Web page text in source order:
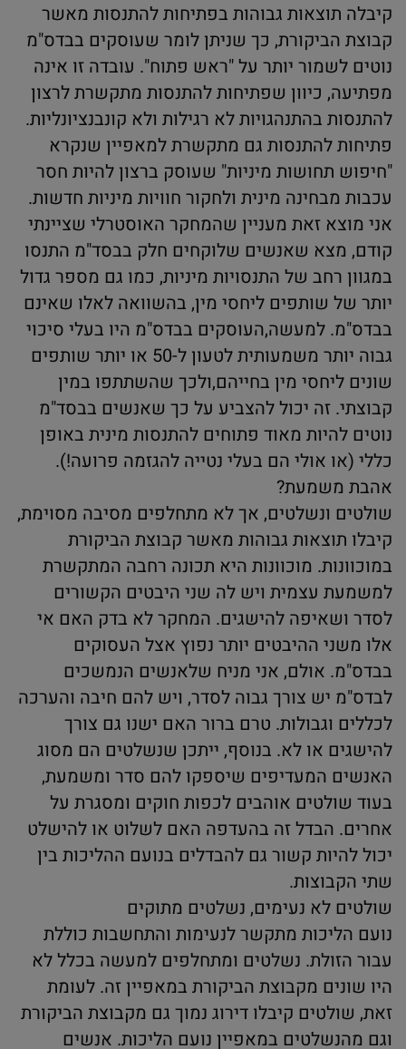
קיבלה תוצאות גבוהות בפתיחות להתנסות מאשר
קבוצת הביקורת, כך שניתן לומר שעוסקים בבדס"מ
נוטים לשמור יותר על "ראש פתוח". עובדה זו אינה
מפתיעה, כיוון שפתיחות להתנסות מתקשרת לרצון
להתנסות בהתנהגויות לא רגילות ולא קונבנציונליות.
פתיחות להתנסות גם מתקשרת למאפיין שנקרא
"חיפוש תחושות מיניות" שעוסק ברצון להיות חסר
עכבות מבחינה מינית ולחקור חוויות מיניות חדשות.
אני מוצא זאת מעניין שהמחקר האוסטרלי שציינתי
קודם, מצא שאנשים שלוקחים חלק בבסד"מ התנסו
במגוון רחב של התנסויות מיניות, כמו גם מספר גדול
יותר של שותפים ליחסי מין, בהשוואה לאלו שאינם
בבדס"מ. למעשה,העוסקים בבדס"מ היו בעלי סיכוי
גבוה יותר משמעותית לטעון ל-50 או יותר שותפים
שונים ליחסי מין בחייהם,ולכך שהשתתפו במין
קבוצתי. זה יכול להצביע על כך שאנשים בבסד"מ
נוטים להיות מאוד פתוחים להתנסות מינית באופן
כללי (או אולי הם בעלי נטייה להגזמה פרועה!).
אהבת משמעת?
שולטים ונשלטים, אך לא מתחלפים מסיבה מסוימת,
קיבלו תוצאות גבוהות מאשר קבוצת הביקורת
במוכוונות. מוכוונות היא תכונה רחבה המתקשרת
למשמעת עצמית ויש לה שני היבטים הקשורים
לסדר ושאיפה להישגים. המחקר לא בדק האם אי
אלו משני ההיבטים יותר נפוץ אצל העסוקים
בבדס"מ. אולם, אני מניח שלאנשים הנמשכים
לבדס"מ יש צורך גבוה לסדר, ויש להם חיבה והערכה
לכללים וגבולות. טרם ברור האם ישנו גם צורך
להישגים או לא. בנוסף, ייתכן שנשלטים הם מסוג
האנשים המעדיפים שיספקו להם סדר ומשמעת,
בעוד שולטים אוהבים לכפות חוקים ומסגרת על
אחרים. הבדל זה בהעדפה האם לשלוט או להישלט
יכול להיות קשור גם להבדלים בנועם ההליכות בין
שתי הקבוצות.
שולטים לא נעימים, נשלטים מתוקים
נועם הליכות מתקשר לנעימות והתחשבות כוללת
עבור הזולת. נשלטים ומתחלפים למעשה בכלל לא
היו שונים מקבוצת הביקורת במאפיין זה. לעומת
זאת, שולטים קיבלו דירוג נמוך גם מקבוצת הביקורת
וגם מהנשלטים במאפיין נועם הליכות. אנשים